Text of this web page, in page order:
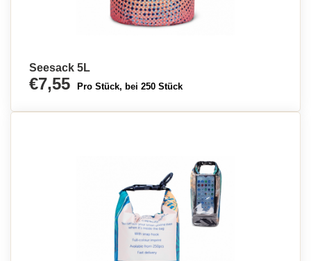
Seesack 5L
€7,55 Pro Stück, bei 250 Stück